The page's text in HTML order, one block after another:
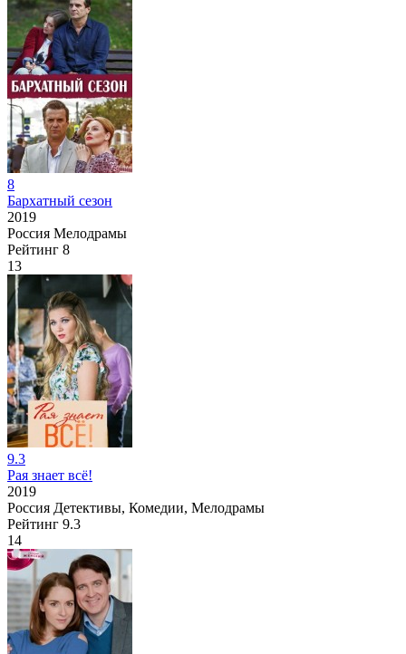
8
Бархатный сезон
2019
Россия Мелодрамы
Рейтинг 8
13
9.3
Рая знает всё!
2019
Россия Детективы, Комедии, Мелодрамы
Рейтинг 9.3
14